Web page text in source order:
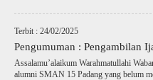
Terbit : 24/02/2025
Pengumuman : Pengambilan
Assalamu’alaikum Warahmatullahi
alumni SMAN 15 Padang yang belum